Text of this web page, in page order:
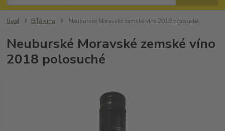
Úvod Bílá vína Neuburské Moravské zemské víno 2018 polosuché
Neuburské Moravské zemské víno
2018 polosuché